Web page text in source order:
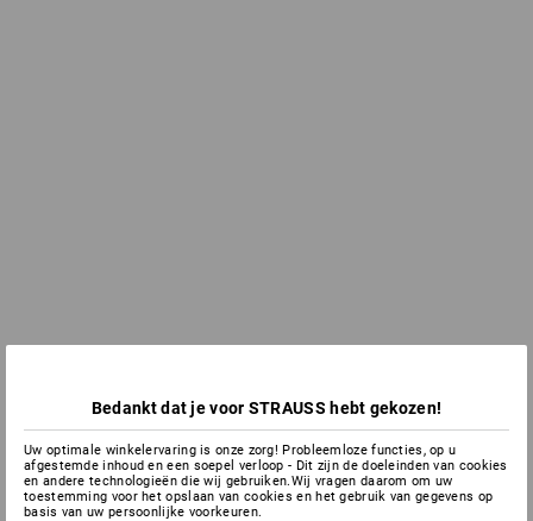
Bedankt dat je voor STRAUSS hebt gekozen!
Uw optimale winkelervaring is onze zorg! Probleemloze functies, op u
afgestemde inhoud en een soepel verloop - Dit zijn de doeleinden van cookies
en andere technologieën die wij gebruiken.Wij vragen daarom om uw
toestemming voor het opslaan van cookies en het gebruik van gegevens op
basis van uw persoonlijke voorkeuren.